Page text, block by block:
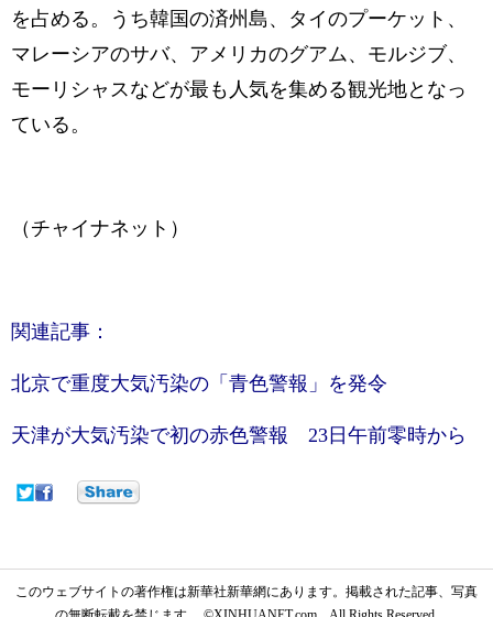
を占める。うち韓国の済州島、タイのプーケット、
マレーシアのサバ、アメリカのグアム、モルジブ、
モーリシャスなどが最も人気を集める観光地となっ
ている。
（チャイナネット）
関連記事：
北京で重度大気汚染の「青色警報」を発令
天津が大気汚染で初の赤色警報 23日午前零時から
このウェブサイトの著作権は新華社新華網にあります。掲載された記事、写真